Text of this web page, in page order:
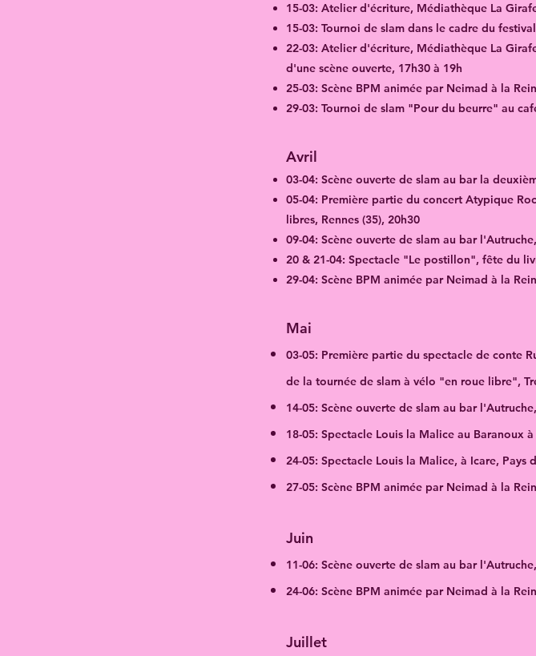
15-03: Atelier d'écriture, Médiathèque La
15-03: Tournoi de slam dans le cadre du
​22-03: Atelier d'écriture, Médiathèque La
d'une scène ouverte, 17h30 à 19h
​25-03: Scène BPM animée par Neimad à la
29-03: Tournoi de slam "Pour du beurre" au
Avril
​03-04: Scène ouverte de slam au bar la
05-04: Première partie du concert Atypique
libres, Rennes (35), 20h30
09-04: Scène ouverte de slam au bar
20 & 21-04: Spectacle "Le postillon", fête du
29-04: Scène BPM animée par Neimad à la
Mai
03-05: Première partie du spectacle de conte
de la tournée de slam à vélo "en roue libre",
14-05: Scène ouverte de slam au bar
18-05: Spectacle Louis la Malice au Baranoux
24-05: Spectacle Louis la Malice, à Icare, Pays
27-05: Scène BPM animée par Neimad à la
Juin
11-06: Scène ouverte de slam au bar
24-06: Scène BPM animée par Neimad à la
Juillet​